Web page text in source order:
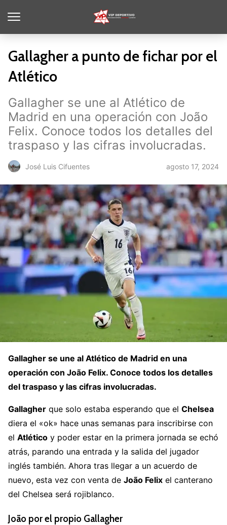
Gallagher a punto de fichar por el
Atlético
Gallagher se une al Atlético de
Madrid en una operación con João
Felix. Conoce todos los detalles del
traspaso y las cifras involucradas.
José Luis Cifuentes agosto 17, 2024
Gallagher se une al Atlético de Madrid en una
operación con João Felix. Conoce todos los detalles
del traspaso y las cifras involucradas.
Gallagher que solo estaba esperando que el Chelsea
diera el «ok» hace unas semanas para inscribirse con
el Atlético y poder estar en la primera jornada se echó
atrás, parando una entrada y la salida del jugador
inglés también. Ahora tras llegar a un acuerdo de
nuevo, esta vez con venta de João Felix el canterano
del Chelsea será rojiblanco.
João por el propio Gallagher